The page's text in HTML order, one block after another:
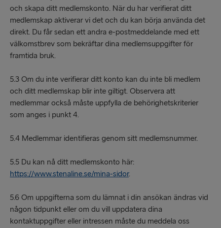
och skapa ditt medlemskonto. När du har verifierat ditt
medlemskap aktiverar vi det och du kan börja använda det
direkt. Du får sedan ett andra e-postmeddelande med ett
välkomstbrev som bekräftar dina medlemsuppgifter för
framtida bruk.
5.3 Om du inte verifierar ditt konto kan du inte bli medlem
och ditt medlemskap blir inte giltigt. Observera att
medlemmar också måste uppfylla de behörighetskriterier
som anges i punkt 4.
5.4 Medlemmar identifieras genom sitt medlemsnummer.
5.5 Du kan nå ditt medlemskonto här:
https://www.stenaline.se/mina-sidor.
5.6 Om uppgifterna som du lämnat i din ansökan ändras vid
någon tidpunkt eller om du vill uppdatera dina
kontaktuppgifter eller intressen måste du meddela oss